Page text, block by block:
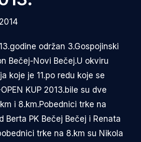
održan 3.Gospojinski
Bečej-Novi Bečej.U okviru
koje je 11.po redu koje se
KUP 2013.bile su dve
i 8.km.Pobednici trke na
Berta PK Bečej Bečej i Renata
trke na 8.km su Nikola